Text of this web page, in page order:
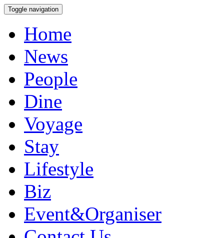
Toggle navigation
Home
News
People
Dine
Voyage
Stay
Lifestyle
Biz
Event&Organiser